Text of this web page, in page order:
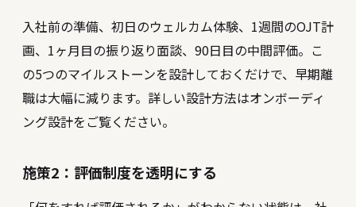
入社前の準備、初日のウェルカム体験、1週間のOJT計
画、1ヶ月目の振り返り面談、90日目の中間評価。こ
の5つのマイルストーンを設計しておくだけで、早期離
職は大幅に減ります。詳しい設計方法はオンボーディ
ング設計をご覧ください。
施策2：評価制度を透明にする